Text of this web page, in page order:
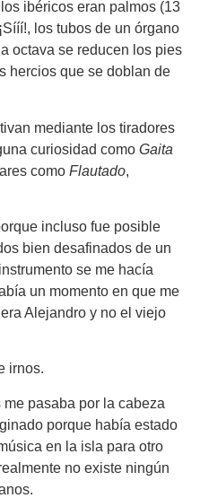
ibéricos eran palmos (13
los tubos de un órgano
octava se reducen los pies
hercios que se doblan de
mediante los tiradores
curiosidad como Gaita
como Flautado,
incluso fue posible
bien desafinados de un
se me hacía
un momento en que me
Alejandro y no el viejo
irnos.
pasaba por la cabeza
porque había estado
en la isla para otro
no existe ningún